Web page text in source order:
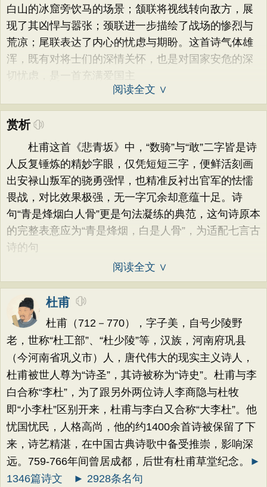
白山的冰窟旁饮马的场景；颔联将视线转向敌方，展
现了其凶悍与嚣张；颈联进一步描绘了战场的惨烈与
荒凉；尾联表达了内心的忧虑与期盼。这首诗气体雄
浑，既有对将士们的深情关怀，也是对国家安危的深
切忧虑，是一首充满爱国主
阅读全文 ∨
赏析
杜甫这首《悲青坂》中，“数骑”与“敢”二字皆是诗
人反复锤炼的精妙字眼，仅凭短短三字，便鲜活刻画
出安禄山叛军的骁勇强悍，也精准反衬出官军的怯懦
畏战，对比效果极强，无一字冗余却意蕴十足。诗
句“青是烽烟白人骨”更是句法凝练的典范，这句诗原本
的完整表意应为“青是烽烟，白是人骨”，为适配七言古
诗的句
阅读全文 ∨
杜甫
杜甫（712－770），字子美，自号少陵野
老，世称“杜工部”、“杜少陵”等，汉族，河南府巩县
（今河南省巩义市）人，唐代伟大的现实主义诗人，
杜甫被世人尊为“诗圣”，其诗被称为“诗史”。杜甫与李
白合称“李杜”，为了跟另外两位诗人李商隐与杜牧
即“小李杜”区别开来，杜甫与李白又合称“大李杜”。他
忧国忧民，人格高尚，他的约1400余首诗被保留了下
来，诗艺精湛，在中国古典诗歌中备受推崇，影响深
远。759-766年间曾居成都，后世有杜甫草堂纪念。
►
1346篇诗文
► 2928条名句